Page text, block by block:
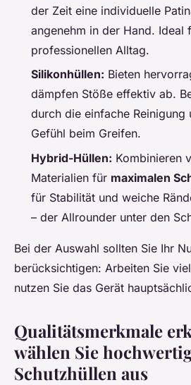
der Zeit eine individuelle
angenehm in der Hand. Ideal
professionellen Alltag.
Silikonhüllen: Bieten
dämpfen Stöße effektiv ab.
durch die einfache Reinigung
Gefühl beim Greifen.
Hybrid-Hüllen: Kombinieren
Materialien für maximalen
für Stabilität und weiche
– der Allrounder unter den
Bei der Auswahl sollten Sie Ihr
berücksichtigen: Arbeiten Sie
nutzen Sie das Gerät
Qualitätsmerkmale
wählen Sie
Schutzhüllen aus